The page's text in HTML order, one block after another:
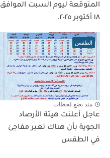
المتوقعة ليوم السبت الموافق
١٨ أكتوبر ٢٠٢٥.
الطقس
منذ بضع لحظات
عاجل أعلنت هيئة الأرصاد
الجوية بأن هناك تغير مفاجئ
في الطقس